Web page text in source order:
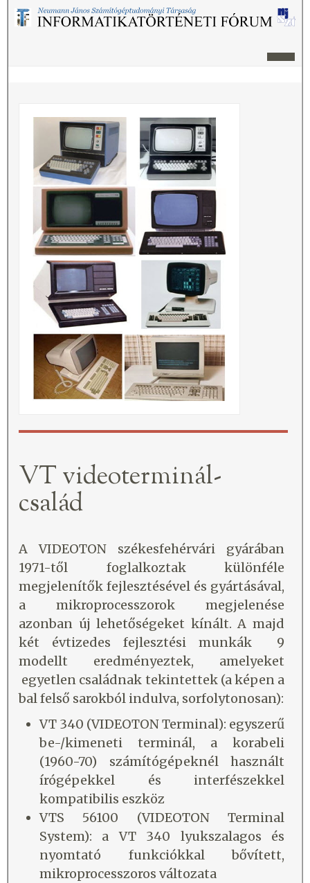
VT videoterminál-
család
A VIDEOTON székesfehérvári gyárában
1971-től foglalkoztak különféle
megjelenítők fejlesztésével és gyártásával,
a mikroprocesszorok megjelenése
azonban új lehetőségeket kínált. A majd
két évtizedes fejlesztési munkák 9
modellt eredményeztek, amelyeket
egyetlen családnak tekintettek (a képen a
bal felső sarokból indulva, sorfolytonosan):
VT 340 (VIDEOTON Terminal): egyszerű
be-/kimeneti terminál, a korabeli
(1960-70) számítógépeknél használt
írógépekkel és interfészekkel
kompatibilis eszköz
VTS 56100 (VIDEOTON Terminal
System): a VT 340 lyukszalagos és
nyomtató funkciókkal bővített,
mikroprocesszoros változata